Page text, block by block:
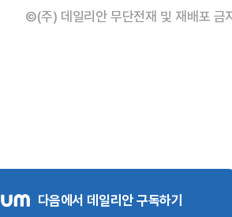
©(주) 데일리안 무단전재 및 재배포 금
다음에서 데일리안 구독하기